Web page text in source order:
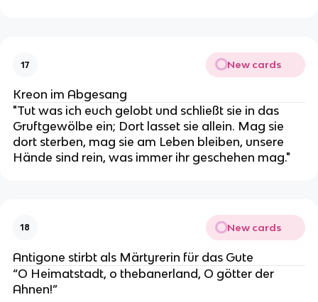
17 New cards
Kreon im Abgesang
"Tut was ich euch gelobt und schließt sie in das
Gruftgewölbe ein; Dort lasset sie allein. Mag sie
dort sterben, mag sie am Leben bleiben, unsere
Hände sind rein, was immer ihr geschehen mag."
18 New cards
Antigone stirbt als Märtyrerin für das Gute
“O Heimatstadt, o thebanerland, O götter der
Ahnen!”